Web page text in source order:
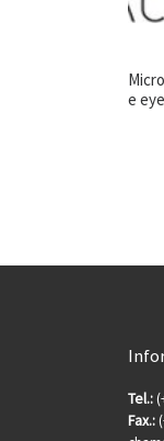
e
Tel.:
Fax.: